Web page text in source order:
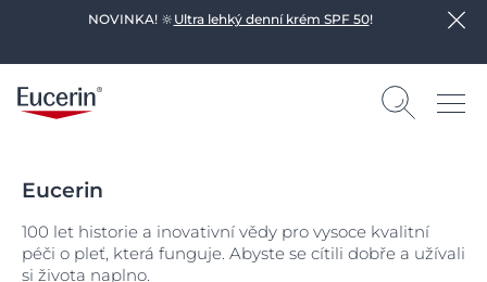
NOVINKA! 🔆 Ultra lehký denní krém SPF 50!
Eucerin
100 let historie a inovativní vědy pro vysoce kvalitní
péči o pleť, která funguje. Abyste se cítili dobře a užívali
si života naplno.